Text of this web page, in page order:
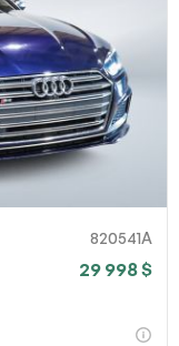
820541A
29 998 $